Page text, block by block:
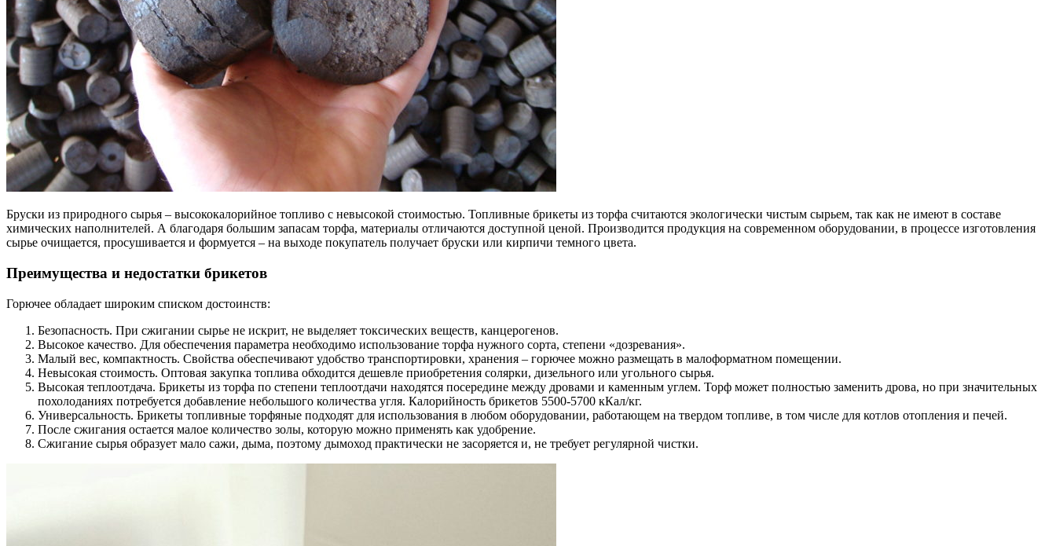
Бруски из природного сырья – высококалорийное топливо с невысокой стоимостью. Топливные брикеты из торфа считаются экологически чистым сырьем, так как не имеют в составе
химических наполнителей. А благодаря большим запасам торфа, материалы отличаются доступной ценой. Производится продукция на современном оборудовании, в процессе изготовления
сырье очищается, просушивается и формуется – на выходе покупатель получает бруски или кирпичи темного цвета.
Преимущества и недостатки брикетов
Горючее обладает широким списком достоинств:
Безопасность. При сжигании сырье не искрит, не выделяет токсических веществ, канцерогенов.
Высокое качество. Для обеспечения параметра необходимо использование торфа нужного сорта, степени «дозревания».
Малый вес, компактность. Свойства обеспечивают удобство транспортировки, хранения – горючее можно размещать в малоформатном помещении.
Невысокая стоимость. Оптовая закупка топлива обходится дешевле приобретения солярки, дизельного или угольного сырья.
Высокая теплоотдача. Брикеты из торфа по степени теплоотдачи находятся посередине между дровами и каменным углем. Торф может полностью заменить дрова, но при значительных
похолоданиях потребуется добавление небольшого количества угля. Калорийность брикетов 5500-5700 кКал/кг.
Универсальность. Брикеты топливные торфяные подходят для использования в любом оборудовании, работающем на твердом топливе, в том числе для котлов отопления и печей.
После сжигания остается малое количество золы, которую можно применять как удобрение.
Сжигание сырья образует мало сажи, дыма, поэтому дымоход практически не засоряется и, не требует регулярной чистки.